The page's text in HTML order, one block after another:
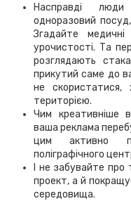
Насправді
одноразовий
Згадайте
урочистості. Та
розглядають
прикутий саме до
не
територією.
Чим креативніше
ваша реклама
цим активно
поліграфічного
І не забувайте
проект, а й
середовища.